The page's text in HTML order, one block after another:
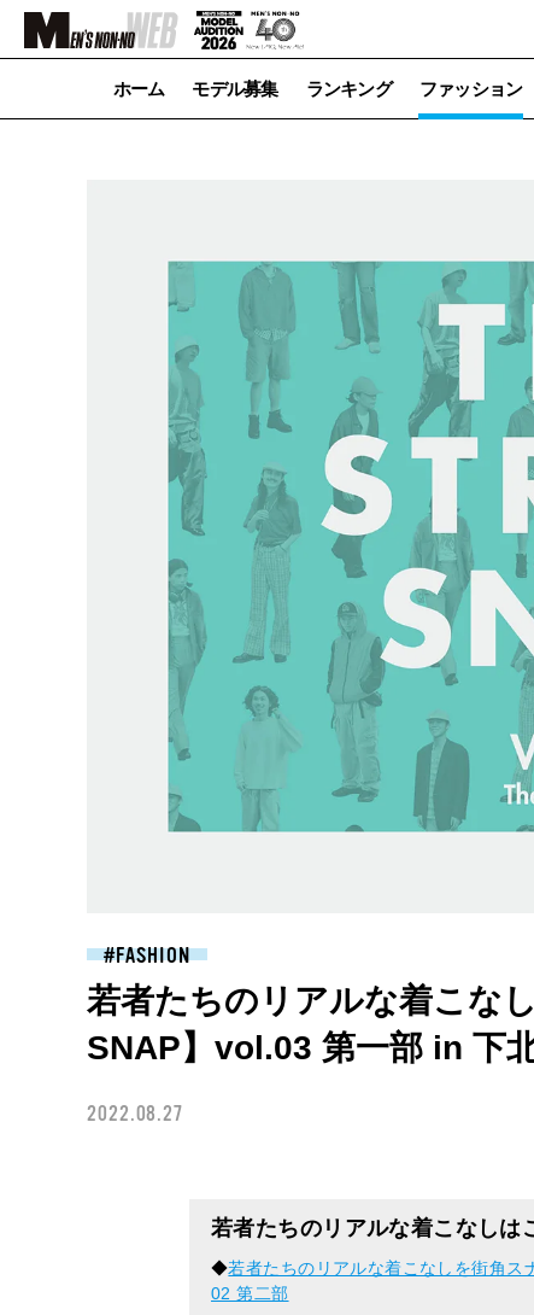
ホーム モデル募集 ランキング ファッション
FASHION
若者たちのリアルな着こな
SNAP】vol.03 第一部 in 下
2022.08.27
若者たちのリアルな着こなしは
◆若者たちのリアルな着こなしを街角ス
02 第二部